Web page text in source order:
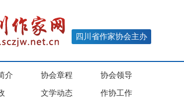
四川省作家协会主办
介 协会章程 协会领导
文学动态 作协工作